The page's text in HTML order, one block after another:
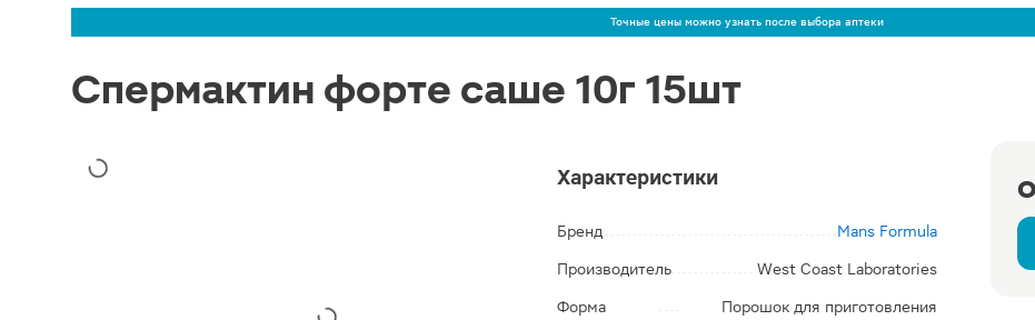
Точные цены можно узнать после выбора аптеки
Спермактин форте саше 10г 15шт
Характеристики
Бренд Mans Formula
Производитель West Coast Laboratories
Форма
Порошок для приготовления